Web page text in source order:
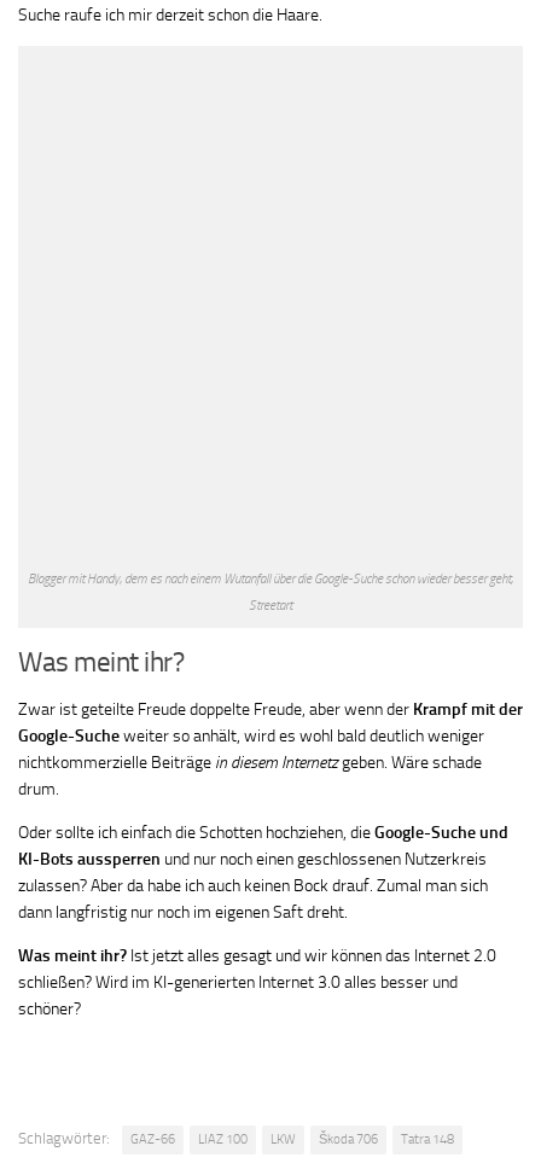
Suche raufe ich mir derzeit schon die Haare.
Blogger mit Handy, dem es nach einem Wutanfall über die Google-Suche schon wieder besser geht,
Streetart
Was meint ihr?
Zwar ist geteilte Freude doppelte Freude, aber wenn der Krampf mit der
Google-Sucheweiter so anhält, wird es wohl bald deutlich weniger
nichtkommerzielle Beiträge in diesem Internetzgeben. Wäre schade
drum.
Oder sollte ich einfach die Schotten hochziehen, dieGoogle-Suche und
KI-Bots aussperren und nur noch einen geschlossenen Nutzerkreis
zulassen? Aber da habe ich auch keinen Bock drauf. Zumal man sich
dann langfristig nur noch im eigenen Saft dreht.
Was meint ihr? Ist jetzt alles gesagt und wir können das Internet 2.0
schließen? Wird im KI-generierten Internet 3.0 alles besser und
schöner?
Schlagwörter: GAZ-66 LIAZ 100 LKW Škoda 706 Tatra 148